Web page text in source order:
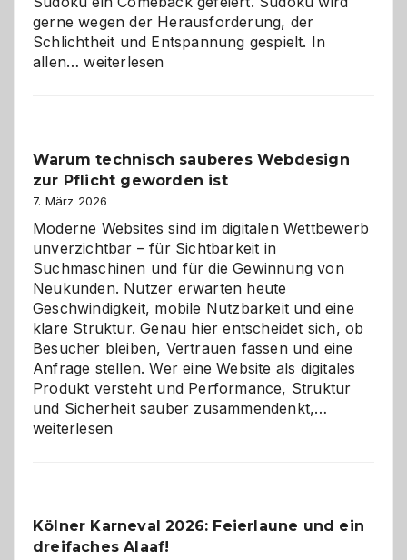
gerne wegen der Herausforderung, der
Schlichtheit und Entspannung gespielt. In
allen…Sudoku
den
Logikrätseln
weiterlesen
Warum technisch sauberes Webdesign
zur Pflicht geworden ist
7. März 2026
Moderne Websites sind im digitalen Wettbewerb
unverzichtbar – für Sichtbarkeit in
Suchmaschinen und für die Gewinnung von
Neukunden. Nutzer erwarten heute
Geschwindigkeit, mobile Nutzbarkeit und eine
klare Struktur. Genau hier entscheidet sich, ob
Besucher bleiben, Vertrauen fassen und eine
Anfrage stellen. Wer eine Website als digitales
Produkt versteht und Performance, Struktur
und Sicherheit sauber zusammendenkt,…
geworden
weiterlesen
Kölner Karneval 2026: Feierlaune und ein
dreifaches Alaaf!